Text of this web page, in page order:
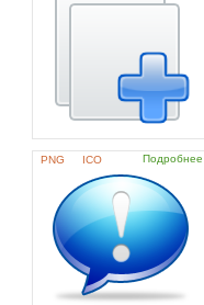
PNG ICO Подробнее